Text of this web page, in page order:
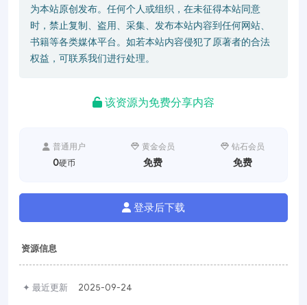
为本站原创发布。任何个人或组织，在未征得本站同意
时，禁止复制、盗用、采集、发布本站内容到任何网站、
书籍等各类媒体平台。如若本站内容侵犯了原著者的合法
权益，可联系我们进行处理。
该资源为免费分享内容
普通用户
0硬币
黄金会员
免费
钻石会员
免费
登录后下载
资源信息
✦ 最近更新 2025-09-24